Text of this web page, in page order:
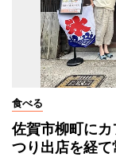
食べる
佐賀市柳町に
つり出店を経て